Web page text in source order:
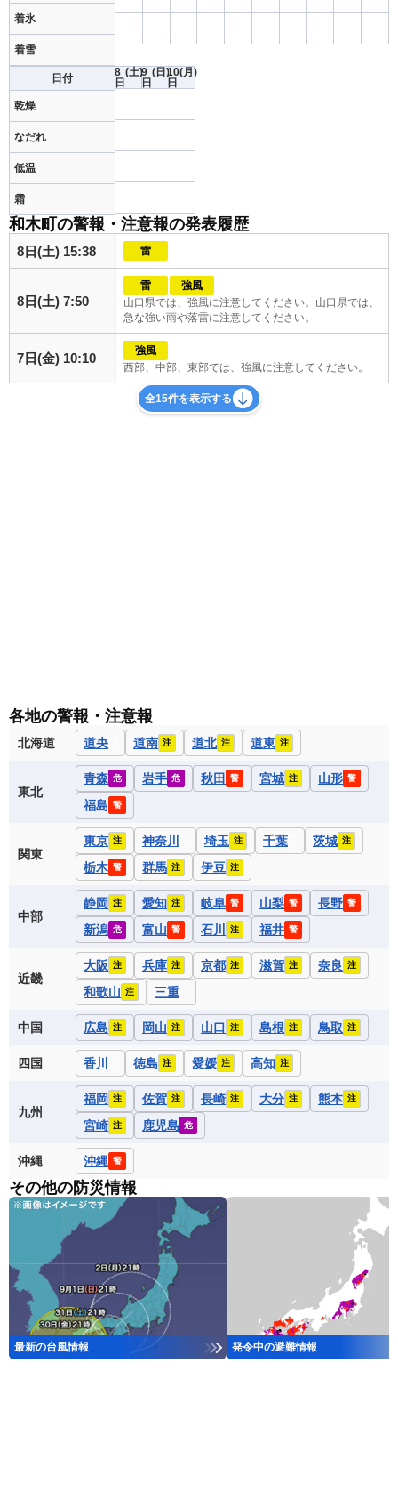
着氷
着雪
日付
乾燥
なだれ
低温
霜
8
日
(土)9
日
(日)10
日
(月)
和木町の警報・注意報の発表履歴
8日(土) 15:38 雷
8日(土) 7:50
雷
強風
山口県では、強風に注意してください。山口県では、
急な強い雨や落雷に注意してください。
7日(金) 10:10
強風
西部、中部、東部では、強風に注意してください。
全15件を表示する
各地の警報・注意報
北海道 道央 道南 注 道北 注 道東 注
東北
青森 危 岩手 危 秋田 警 宮城 注 山形 警
福島 警
関東
東京 注 神奈川 埼玉 注 千葉 茨城 注
栃木 警 群馬 注 伊豆 注
中部
静岡 注 愛知 注 岐阜 警 山梨 警 長野 警
新潟 危 富山 警 石川 注 福井 警
近畿
大阪 注 兵庫 注 京都 注 滋賀 注 奈良 注
和歌山 注 三重
中国 広島 注 岡山 注 山口 注 島根 注 鳥取 注
四国 香川 徳島 注 愛媛 注 高知 注
九州
福岡 注 佐賀 注 長崎 注 大分 注 熊本 注
宮崎 注 鹿児島 危
沖縄 沖縄 警
その他の防災情報
最新の台風情報 発令中の避難情報